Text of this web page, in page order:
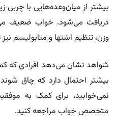
بیشتر از میان‌وعده‌هایی با چربی
دریافت می‌شود. خواب ضعیف
وزن، تنظیم اشتها و متابولیسم نیز
نمی‌خوابید، برای کمک به
متخصص خواب مراجعه کنید.